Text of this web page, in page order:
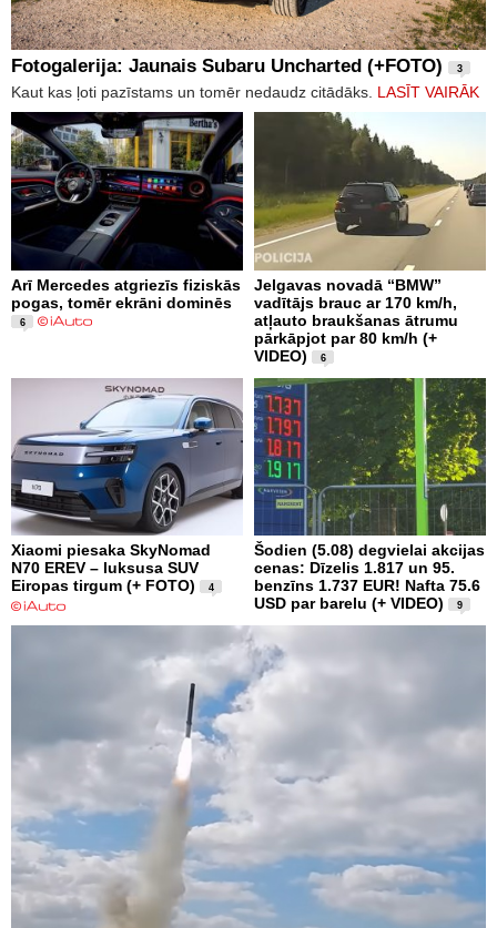
Fotogalerija: Jaunais Subaru Uncharted (+FOTO) 3
Kaut kas ļoti pazīstams un tomēr nedaudz citādāks. LASĪT VAIRĀK
Arī Mercedes atgriezīs fiziskās
pogas, tomēr ekrāni dominēs
6
Jelgavas novadā “BMW”
vadītājs brauc ar 170 km/h,
atļauto braukšanas ātrumu
pārkāpjot par 80 km/h (+
VIDEO)
6
Xiaomi piesaka SkyNomad
N70 EREV – luksusa SUV
Eiropas tirgum (+ FOTO)
4
Šodien (5.08) degvielai akcijas
cenas: Dīzelis 1.817 un 95.
benzīns 1.737 EUR! Nafta 75.6
USD par barelu (+ VIDEO)
9